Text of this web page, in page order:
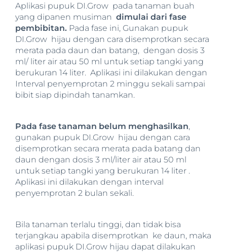
Aplikasi pupuk DI.Grow pada tanaman buah
yang dipanen musiman dimulai dari fase
pembibitan. Pada fase ini, Gunakan pupuk
DI.Grow hijau dengan cara disemprotkan secara
merata pada daun dan batang, dengan dosis 3
ml/ liter air atau 50 ml untuk setiap tangki yang
berukuran 14 liter. Aplikasi ini dilakukan dengan
Interval penyemprotan 2 minggu sekali sampai
bibit siap dipindah tanamkan.
Pada fase tanaman belum menghasilkan,
gunakan pupuk DI.Grow hijau dengan cara
disemprotkan secara merata pada batang dan
daun dengan dosis 3 ml/liter air atau 50 ml
untuk setiap tangki yang berukuran 14 liter .
Aplikasi ini dilakukan dengan interval
penyemprotan 2 bulan sekali.
Bila tanaman terlalu tinggi, dan tidak bisa
terjangkau apabila disemprotkan ke daun, maka
aplikasi pupuk DI.Grow hijau dapat dilakukan